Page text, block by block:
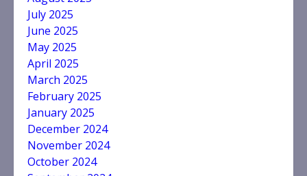
July 2025
June 2025
May 2025
April 2025
March 2025
February 2025
January 2025
December 2024
November 2024
October 2024